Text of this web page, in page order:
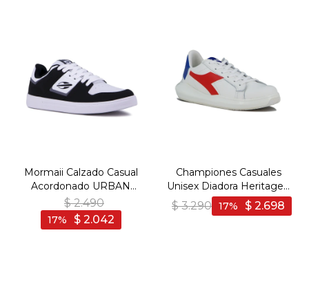
Mormaii Calzado Casual
Acordonado URBAN
JOACA - Negro-Blanco -
Negro-Blanco
$ 2.490
$ 2.042
17
Championes Casuales
Unisex Diadora Heritage -
Blanco-Rojo
$ 3.290 $ 2.698
17